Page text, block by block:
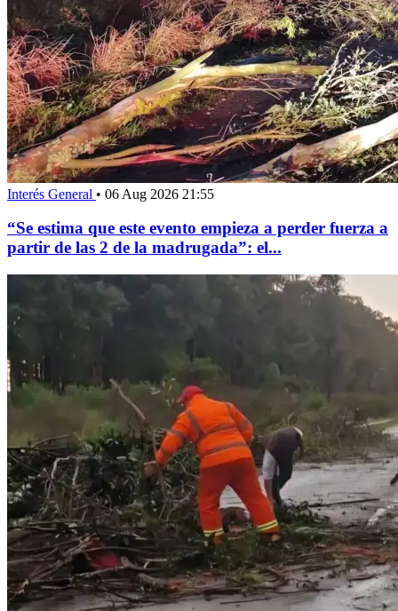
Interés General • 06 Aug 2026 21:55
“Se estima que este evento empieza a perder fuerza a
partir de las 2 de la madrugada”: el...